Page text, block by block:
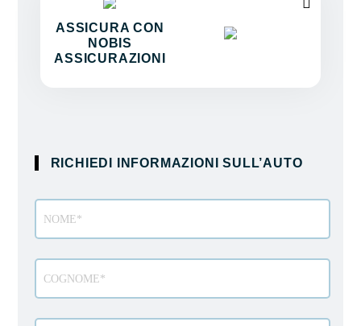
ASSICURA CON
NOBIS
ASSICURAZIONI
RICHIEDI INFORMAZIONI SULL’AUTO
richiesta
info
veicolo